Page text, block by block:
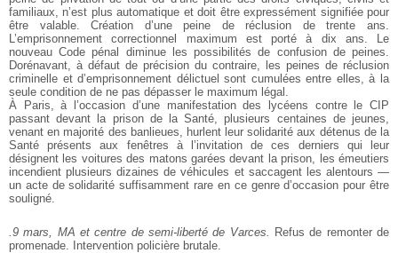
familiaux, n’est plus automatique et doit être expressément signifiée pour
être valable. Création d’une peine de réclusion de trente ans.
L’emprisonnement correctionnel maximum est porté à dix ans. Le
nouveau Code pénal diminue les possibilités de confusion de peines.
Dorénavant, à défaut de précision du contraire, les peines de réclusion
criminelle et d’emprisonnement délictuel sont cumulées entre elles, à la
seule condition de ne pas dépasser le maximum légal.
À Paris, à l’occasion d’une manifestation des lycéens contre le CIP
passant devant la prison de la Santé, plusieurs centaines de jeunes,
venant en majorité des banlieues, hurlent leur solidarité aux détenus de la
Santé présents aux fenêtres à l’invitation de ces derniers qui leur
désignent les voitures des matons garées devant la prison, les émeutiers
incendient plusieurs dizaines de véhicules et saccagent les alentours ―
un acte de solidarité suffisamment rare en ce genre d’occasion pour être
souligné.
.9 mars, MA et centre de semi-liberté de Varces.
Refus de remonter de
promenade. Intervention policière brutale.